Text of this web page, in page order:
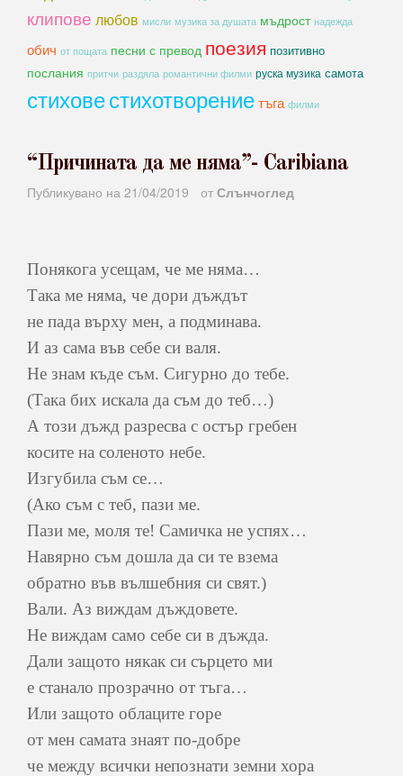
клипове любов мисли музика за душата мъдрост надежда
обич от пощата песни с превод поезия позитивно
послания притчи раздяла романтични филми руска музика самота
стиховестихотворениетъга филми
“Причината да ме няма”- Caribiana
Публикувано на 21/04/2019 от Слънчоглед
Понякога усещам, че ме няма…
Така ме няма, че дори дъждът
не пада върху мен, а подминава.
И аз сама във себе си валя.
Не знам къде съм. Сигурно до тебе.
(Така бих искала да съм до теб…)
А този дъжд разресва с остър гребен
косите на соленото небе.
Изгубила съм се…
(Ако съм с теб, пази ме.
Пази ме, моля те! Самичка не успях…
Навярно съм дошла да си те взема
обратно във вълшебния си свят.)
Вали. Аз виждам дъждовете.
Не виждам само себе си в дъжда.
Дали защото някак си сърцето ми
е станало прозрачно от тъга…
Или защото облаците горе
от мен самата знаят по-добре
че между всички непознати земни хора